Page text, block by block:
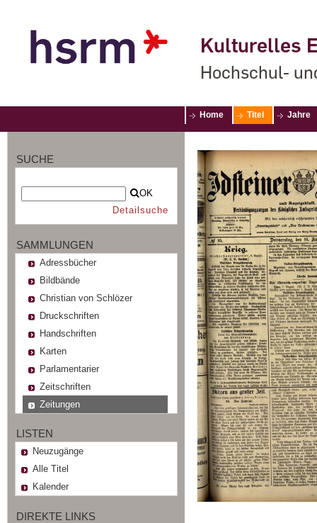
Kulturelles
Hochschul-
Home Titel Jahre
SUCHE
OK
Detailsuche
SAMMLUNGEN
Adressbücher
Bildbände
Christian von Schlözer
Druckschriften
Handschriften
Karten
Parlamentarier
Zeitschriften
Zeitungen
LISTEN
Neuzugänge
Alle Titel
Kalender
DIREKTE LINKS